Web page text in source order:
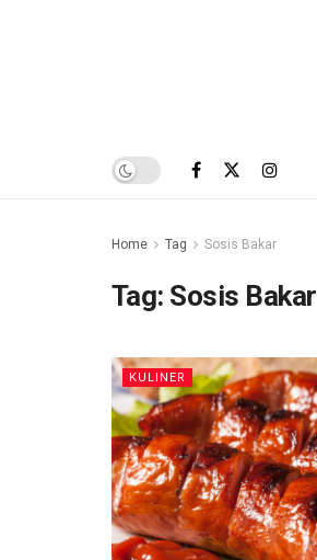
Home Tag Sosis Bakar
Tag: Sosis Bakar
KULINER